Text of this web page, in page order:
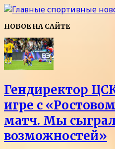
НОВОЕ НА САЙТЕ
Гендиректор
игре с
матч. Мы
возможностей»